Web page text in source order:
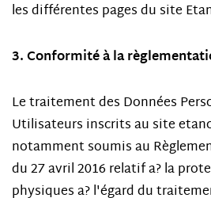
les différentes pages du site
3. Conformité à la
Le traitement des Données
Utilisateurs inscrits au site
notamment soumis au
du 27 avril 2016 relatif a? la
physiques a? l'égard du